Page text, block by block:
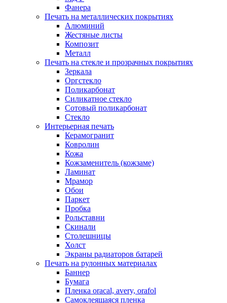
Фанера
Печать на металлических покрытиях
Алюминий
Жестяные листы
Композит
Металл
Печать на стекле и прозрачных покрытиях
Зеркала
Оргстекло
Поликарбонат
Силикатное стекло
Сотовый поликарбонат
Стекло
Интерьерная печать
Керамогранит
Ковролин
Кожа
Кожзаменитель (кожзаме)
Ламинат
Мрамор
Обои
Паркет
Пробка
Рольставни
Скинали
Столешницы
Холст
Экраны радиаторов батарей
Печать на рулонных материалах
Баннер
Бумага
Пленка oracal, avery, orafol
Самоклеящаяся пленка